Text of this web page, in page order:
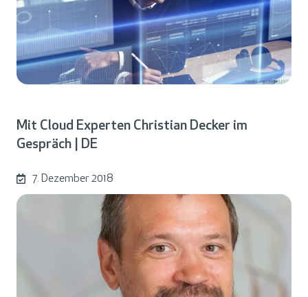
Mit Cloud Experten Christian Decker im
Gespräch | DE
7. Dezember 2018